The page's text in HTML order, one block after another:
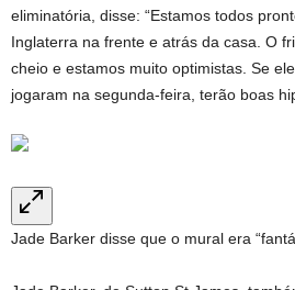
eliminatória, disse: “Estamos todos
Inglaterra na frente e atrás da casa. O
cheio e estamos muito optimistas. Se
jogaram na segunda-feira, terão boas
Jade Barker disse que o mural era